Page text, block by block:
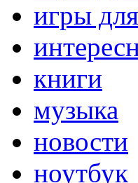
игры
книги
музыка
новости
ноутбук